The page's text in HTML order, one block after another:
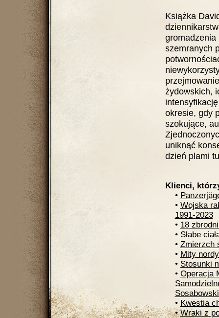
Książka
gromadzenia
szemranych
żydowskich,
okresie, gdy
szokujące,
uniknąć
dzień plami
Klienci,
•
• Wojska
1991-2023
• 18
• Słabe
• Zmierzch
• Mity
• Stosunki
• Operacja
• Kwestia
• Wraki z